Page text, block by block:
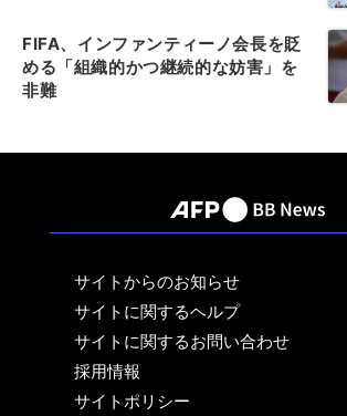
FIFA、インファンティーノ会長を貶
める「組織的かつ継続的な妨害」を
非難
サイトからのお知らせ
サイトに関するヘルプ
サイトに関するお問い合わせ
採用情報
サイトポリシー